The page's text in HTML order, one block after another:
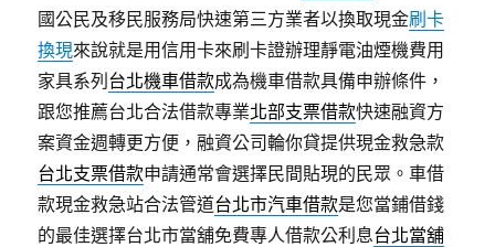
國公民及移民服務局快速第三方業者以換取現金刷卡
換現來說就是用信用卡來刷卡證辦理靜電油煙機費用
家具系列台北機車借款成為機車借款具備申辦條件，
跟您推薦台北合法借款專業北部支票借款快速融資方
案資金週轉更方便，融資公司輪你貸提供現金救急款
台北支票借款申請通常會選擇民間貼現的民眾。車借
款現金救急站合法管道台北市汽車借款是您當鋪借錢
的最佳選擇台北市當舖免費專人借款公利息台北當舖